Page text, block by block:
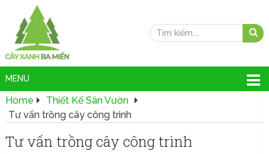
MENU
Home
Thiết Kế Sân Vườn
Tư vấn trồng cây công trình
Tư vấn trồng cây công trình